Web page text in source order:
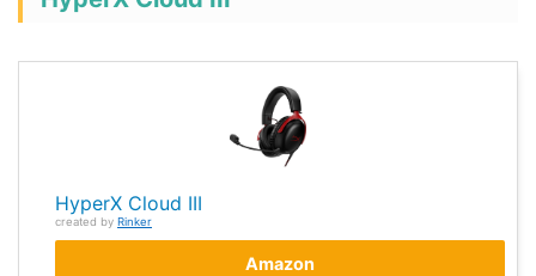
HyperX Cloud III
created by Rinker
Amazon